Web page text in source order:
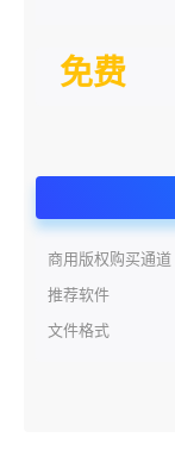
免费
商用版权购买通道
推荐软件
文件格式